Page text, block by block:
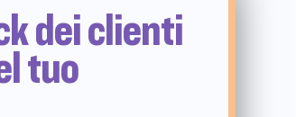
dei clienti
tuo